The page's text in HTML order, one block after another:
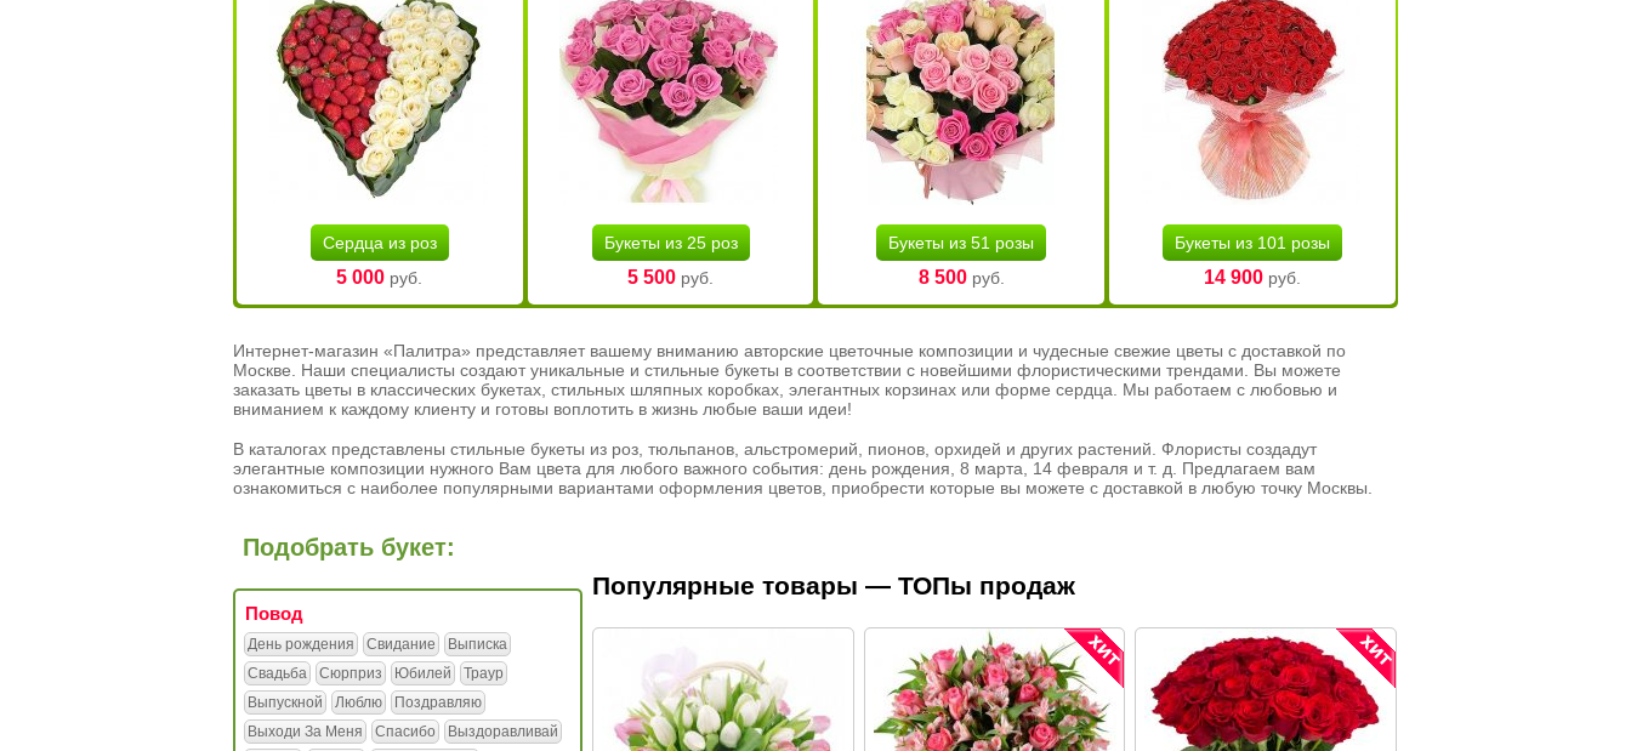
Сердца из роз
5 000 руб.
Букеты из 25 роз
5 500 руб.
Букеты из 51 розы
8 500руб.
Букеты из 101 розы
14 900руб.
Интернет-магазин «Палитра» представляет вашему вниманию авторские цветочные композиции и чудесные свежие цветы с доставкой по
Москве. Наши специалисты создают уникальные и стильные букеты в соответствии с новейшими флористическими трендами. Вы можете
заказать цветы в классических букетах, стильных шляпных коробках, элегантных корзинах или форме сердца. Мы работаем с любовью и
вниманием к каждому клиенту и готовы воплотить в жизнь любые ваши идеи!
В каталогах представлены стильные букеты из роз, тюльпанов, альстромерий, пионов, орхидей и других растений. Флористы создадут
элегантные композиции нужного Вам цвета для любого важного события: день рождения, 8 марта, 14 февраля и т. д. Предлагаем вам
ознакомиться с наиболее популярными вариантами оформления цветов, приобрести которые вы можете с доставкой в любую точку Москвы.
Подобрать букет:
Повод
День рождения Свидание
Выписка
Свадьба
Сюрприз Юбилей
Траур
Выпускной
Люблю
Поздравляю
Выходи За Меня
Спасибо
Выздоравливай
Популярные товары — ТОПы продаж